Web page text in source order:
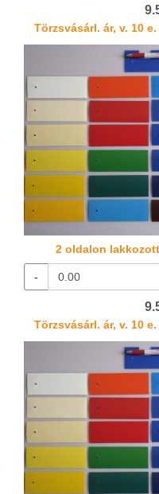
Törzsvásárl. ár, v. 10
2 oldalon
-
Törzsvásárl. ár, v. 10